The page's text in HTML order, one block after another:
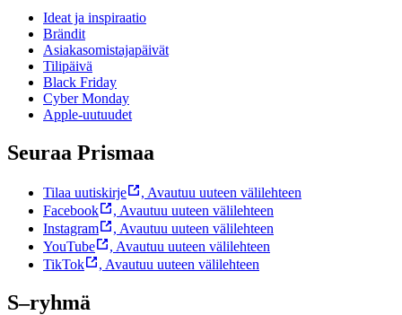
Ideat ja inspiraatio
Brändit
Asiakasomistajapäivät
Tilipäivä
Black Friday
Cyber Monday
Apple-uutuudet
Seuraa Prismaa
Tilaa uutiskirje , Avautuu uuteen välilehteen
Facebook
, Avautuu uuteen välilehteen
Instagram
, Avautuu uuteen välilehteen
YouTube
, Avautuu uuteen välilehteen
TikTok
, Avautuu uuteen välilehteen
S–ryhmä